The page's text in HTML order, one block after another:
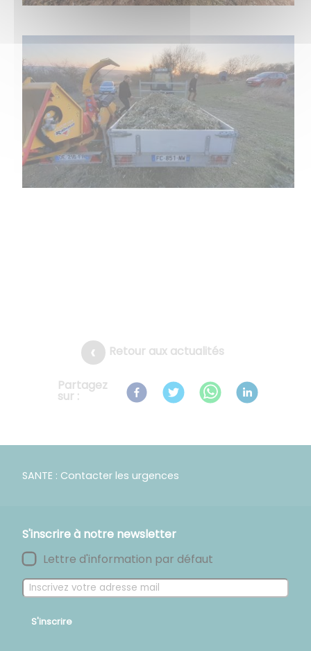
Retour aux actualités
Partagez
sur :
SANTE : Contacter les urgences
S'inscrire à notre newsletter
Lettre d'information par défaut
S'inscrire